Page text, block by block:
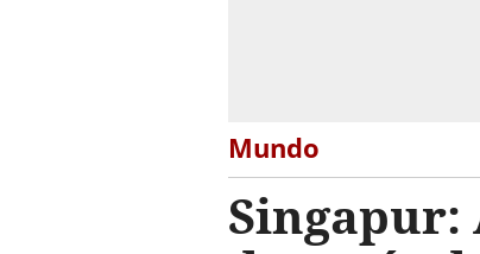
Mundo
Singapur: